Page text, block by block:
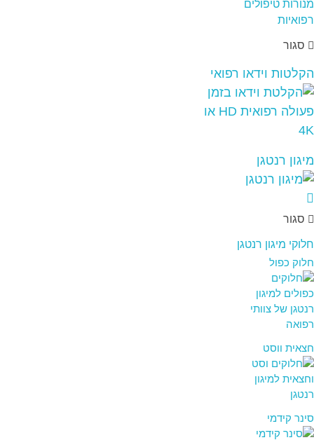
סגור
הקלטות וידאו רפואי
מיגון רנטגן
סגור
חלוקי מיגון רנטגן
חלוק כפול
חצאית ווסט
סינר קידמי